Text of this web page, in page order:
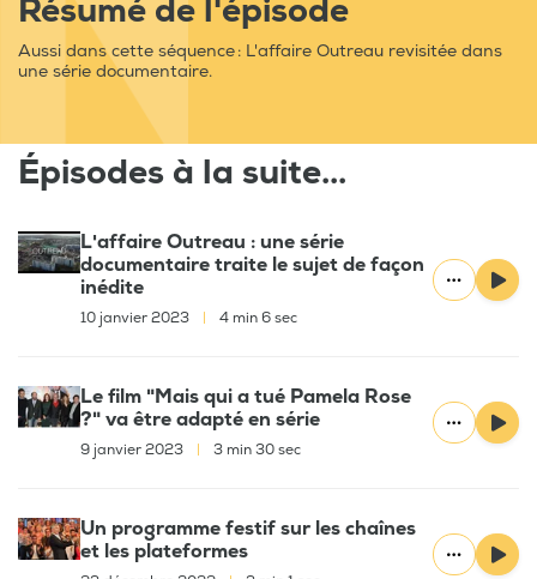
Résumé de l'épisode
Aussi dans cette séquence : L'affaire Outreau revisitée dans
une série documentaire.
Épisodes à la suite...
L'affaire Outreau : une série
documentaire traite le sujet de façon
inédite
10 janvier 2023 4 min 6 sec
Le film "Mais qui a tué Pamela Rose
?" va être adapté en série
9 janvier 2023 3 min 30 sec
Un programme festif sur les chaînes
et les plateformes